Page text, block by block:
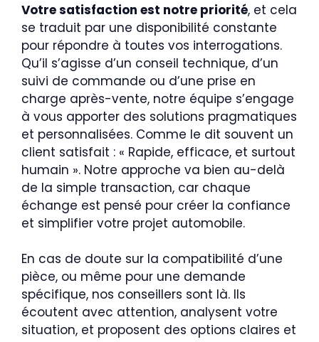
Votre satisfaction est notre priorité, et cela
se traduit par une disponibilité constante
pour répondre à toutes vos interrogations.
Qu’il s’agisse d’un conseil technique, d’un
suivi de commande ou d’une prise en
charge après-vente, notre équipe s’engage
à vous apporter des solutions pragmatiques
et personnalisées. Comme le dit souvent un
client satisfait : « Rapide, efficace, et surtout
humain ». Notre approche va bien au-delà
de la simple transaction, car chaque
échange est pensé pour créer la confiance
et simplifier votre projet automobile.
En cas de doute sur la compatibilité d’une
pièce, ou même pour une demande
spécifique, nos conseillers sont là. Ils
écoutent avec attention, analysent votre
situation, et proposent des options claires et